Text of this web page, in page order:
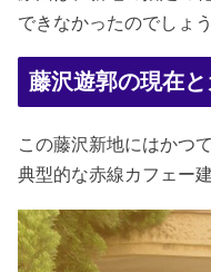
できなかったのでしょう
藤沢遊郭の現在
この藤沢新地にはかつ
典型的な赤線カフェー